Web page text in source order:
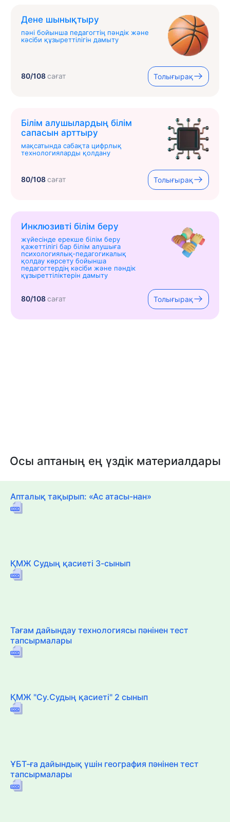
Дене шынықтыру
пәні бойынша педагогтің пәндік және
кәсіби құзыреттілігін дамыту
80/108сағат Толығырақ
Білім алушылардың білім
сапасын арттыру
мақсатында сабақта цифрлық
технологияларды қолдану
80/108сағат Толығырақ
Инклюзивті білім беру
жүйесінде ерекше білім беру
қажеттілігі бар білім алушыға
психологиялық-педагогикалық
қолдау көрсету бойынша
педагогтердің кәсіби және пәндік
құзыреттіліктерін дамыту
80/108сағат Толығырақ
Осы аптаның ең үздік материалдары
Апталық тақырып: «Ас атасы-нан»
ҚМЖ Судың қасиеті 3-сынып
Тағам дайындау технологиясы пәнінен тест
тапсырмалары
ҚМЖ "Су.Судың қасиеті" 2 сынып
ҰБТ-ға дайындық үшін география пәнінен тест
тапсырмалары